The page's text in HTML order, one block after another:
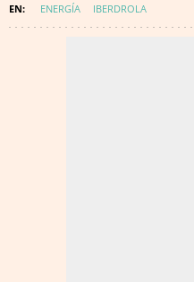
ENERGÍA IBERDROLA